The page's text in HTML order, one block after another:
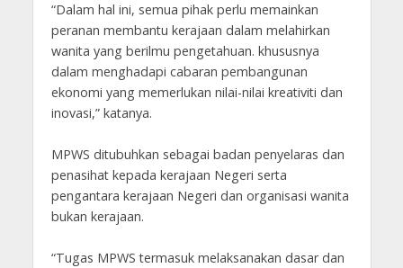
“Dalam hal ini, semua pihak perlu memainkan
peranan membantu kerajaan dalam melahirkan
wanita yang berilmu pengetahuan. khususnya
dalam menghadapi cabaran pembangunan
ekonomi yang memerlukan nilai-nilai kreativiti dan
inovasi,” katanya.
MPWS ditubuhkan sebagai badan penyelaras dan
penasihat kepada kerajaan Negeri serta
pengantara kerajaan Negeri dan organisasi wanita
bukan kerajaan.
“Tugas MPWS termasuk melaksanakan dasar dan